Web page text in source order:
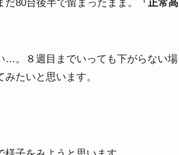
80台後半で留まったまま。
「正常高
…。８週目までいっても下がらない場
たいと思います。